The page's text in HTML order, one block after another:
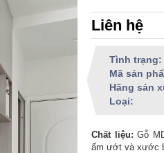
Liên hệ
Tình trạng:
Mã sản
Hãng sản
Loại:
Chất liệu: Gỗ
ẩm ướt và xước